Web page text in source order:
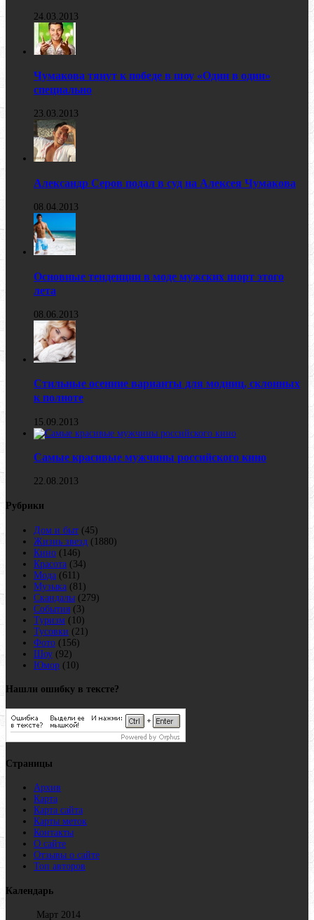
24.03.2013
Чумакова тянут к победе в шоу «Один в один»
специально
23.03.2013
Александр Серов подал в суд на Алексея Чумакова
08.04.2013
Основные тенденции в моде мужских шорт этого
лета
08.06.2013
Стильные осенние варианты для модниц, склонных
к полноте
15.09.2013
Самые красивые мужчины российского кино
22.08.2013
Рубрики
Дом и быт (45)
Жизнь звезд (1880)
Кино (146)
Красота (34)
Мода (611)
Музыка (81)
Скандалы (279)
События (3)
Туризм (10)
Тусовки (21)
Фото (156)
Шоу (92)
Юмор (10)
Нашли ошибку в тексте?
Страницы
Архив
Карта
Карта сайта
Карты меток
Контакты
О сайте
Отзывы о сайте
Топ авторов
Календарь
Март 2014